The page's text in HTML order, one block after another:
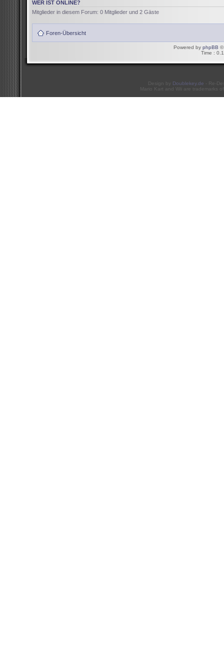
WER IST ONLINE?
Mitglieder in diesem Forum: 0 Mitglieder und 2 Gäste
Foren-Übersicht
Powered by phpBB ©
Time :
Design by Doublekey.de - Re-
Mario Kart and Wii are trademarks